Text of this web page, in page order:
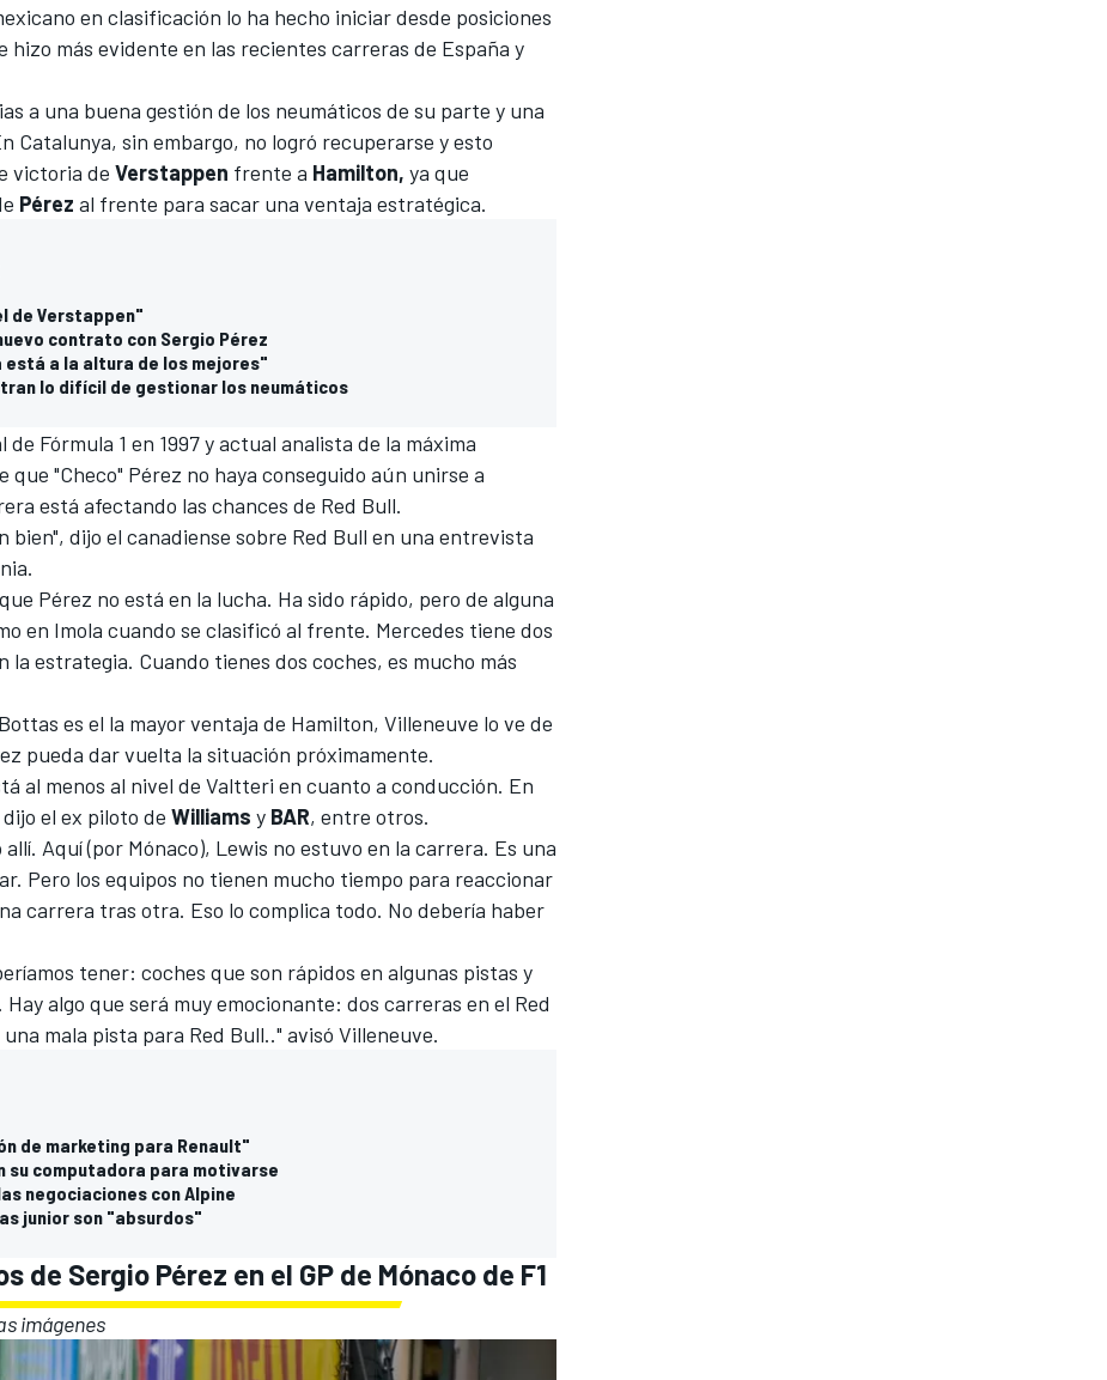
en clasificación lo ha hecho iniciar desde posiciones
hizo más evidente en las recientes carreras de España y
a una buena gestión de los neumáticos de su parte y una
Catalunya, sin embargo, no logró recuperarse y esto
victoria de Verstappen frente a Hamilton, ya que
Pérez al frente para sacar una ventaja estratégica.
de Verstappen"
contrato con Sergio Pérez
a la altura de los mejores"
lo difícil de gestionar los neumáticos
de Fórmula 1 en 1997 y actual analista de la máxima
"Checo" Pérez no haya conseguido aún unirse a
está afectando las chances de Red Bull.
bien", dijo el canadiense sobre Red Bull en una entrevista
Pérez no está en la lucha. Ha sido rápido, pero de alguna
en Imola cuando se clasificó al frente. Mercedes tiene dos
estrategia. Cuando tienes dos coches, es mucho más
es el la mayor ventaja de Hamilton, Villeneuve lo ve de
pueda dar vuelta la situación próximamente.
al menos al nivel de Valtteri en cuanto a conducción. En
el ex piloto de Williams y BAR, entre otros.
Aquí (por Mónaco), Lewis no estuvo en la carrera. Es una
Pero los equipos no tienen mucho tiempo para reaccionar
carrera tras otra. Eso lo complica todo. No debería haber
tener: coches que son rápidos en algunas pistas y
algo que será muy emocionante: dos carreras en el Red
mala pista para Red Bull.." avisó Villeneuve.
de marketing para Renault"
computadora para motivarse
negociaciones con Alpine
junior son "absurdos"
de Sergio Pérez en el GP de Mónaco de F1
imágenes